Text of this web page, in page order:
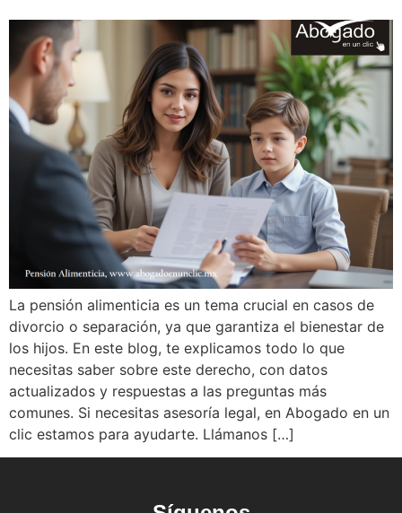
La pensión alimenticia es un tema crucial en casos de
divorcio o separación, ya que garantiza el bienestar de
los hijos. En este blog, te explicamos todo lo que
necesitas saber sobre este derecho, con datos
actualizados y respuestas a las preguntas más
comunes. Si necesitas asesoría legal, en Abogado en un
clic estamos para ayudarte. Llámanos […]